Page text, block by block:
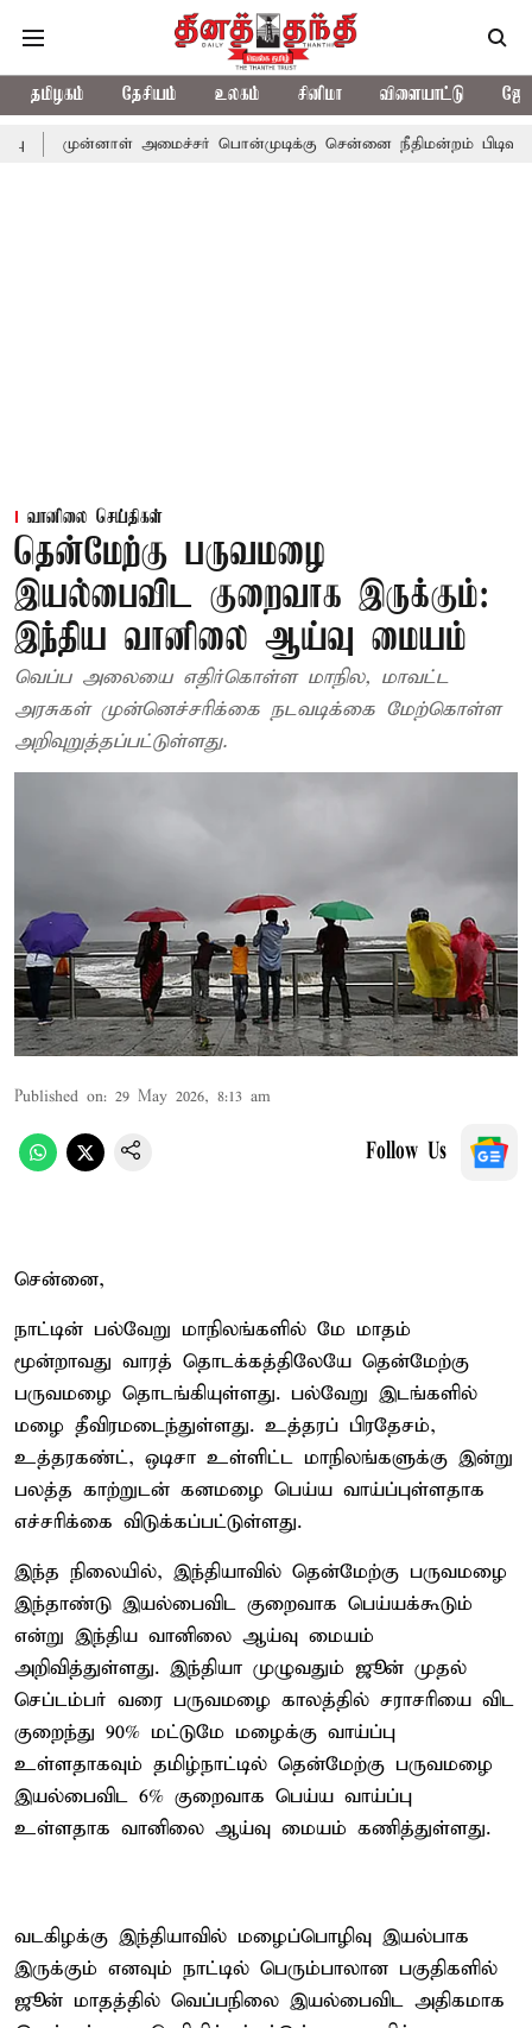
தமிழகம் தேசியம் உலகம் சினிமா விளையாட்டு
அமைச்சர் பொன்முடிக்கு சென்னை நீதிமன்றம் பிடிவாராண்ட்
வானிலை செய்திகள்
தென்மேற்கு பருவமழை
இயல்பைவிட குறைவாக இருக்கும்:
இந்திய வானிலை ஆய்வு மையம்
வெப்ப அலையை எதிர்கொள்ள மாநில, மாவட்ட
அரசுகள் முன்னெச்சரிக்கை நடவடிக்கை மேற்கொள்ள
அறிவுறுத்தப்பட்டுள்ளது.
Published on: 29 May 2026, 8:13 am
Follow Us
சென்னை,
நாட்டின் பல்வேறு மாநிலங்களில் மே மாதம்
மூன்றாவது வாரத் தொடக்கத்திலேயே தென்மேற்கு
பருவமழை தொடங்கியுள்ளது. பல்வேறு இடங்களில்
மழை தீவிரமடைந்துள்ளது. உத்தரப் பிரதேசம்,
உத்தரகண்ட், ஒடிசா உள்ளிட்ட மாநிலங்களுக்கு இன்று
பலத்த காற்றுடன் கனமழை பெய்ய வாய்ப்புள்ளதாக
எச்சரிக்கை விடுக்கப்பட்டுள்ளது.
இந்த நிலையில், இந்தியாவில் தென்மேற்கு பருவமழை
இந்தாண்டு இயல்பைவிட குறைவாக பெய்யக்கூடும்
என்று இந்திய வானிலை ஆய்வு மையம்
அறிவித்துள்ளது. இந்தியா முழுவதும் ஜூன் முதல்
செப்டம்பர் வரை பருவமழை காலத்தில் சராசரியை விட
குறைந்து 90% மட்டுமே மழைக்கு வாய்ப்பு
உள்ளதாகவும் தமிழ்நாட்டில் தென்மேற்கு பருவமழை
இயல்பைவிட 6% குறைவாக பெய்ய வாய்ப்பு
உள்ளதாக வானிலை ஆய்வு மையம் கணித்துள்ளது.
வடகிழக்கு இந்தியாவில் மழைப்பொழிவு இயல்பாக
இருக்கும் எனவும் நாட்டில் பெரும்பாலான பகுதிகளில்
ஜூன் மாதத்தில் வெப்பநிலை இயல்பைவிட அதிகமாக